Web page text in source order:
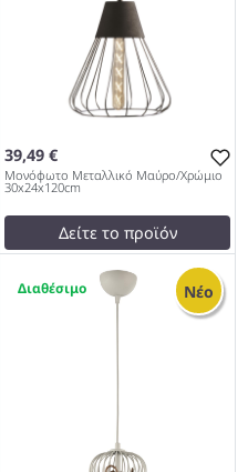
39,49 €
Μονόφωτο Μεταλλικό Μαύρο/Χρώμιο
30x24x120cm
Δείτε το προϊόν
testFalse
Νέο